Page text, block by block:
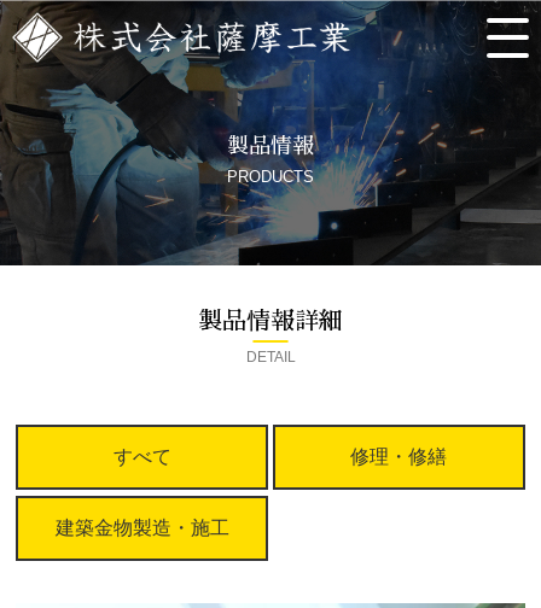
製品情報
PRODUCTS
製品情報詳細
DETAIL
すべて 修理・修繕
建築金物製造・施工